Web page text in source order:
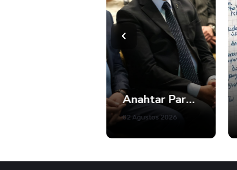
Anahtar Parti Kocaeli Teşkilatı Tam Kadro Toplandı
02 Ağustos 2026